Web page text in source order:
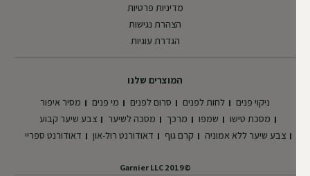
המוצרים שלנו
ניקוי פנים
לחות לפנים סרום לפנים מי פנים
מסיר איפור
מסכת טישו
שמפו מרכך מסכה לשיער
צבע שיער קבוע
צבע שיער ללא אמוניה
קרם גוף דאודורנט רול-און דאודורנט ספריי
מדיניות פרטיות
הצהרת נגישות
הגדרת עוגיות